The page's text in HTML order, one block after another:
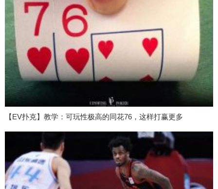
【EV扑克】教学：可玩性极高的同花76，这样打赢更多